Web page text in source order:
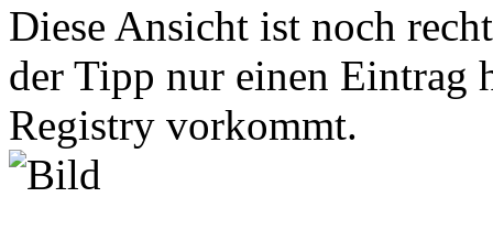
Diese Ansicht ist noch
der Tipp nur einen Eintrag
Registry vorkommt.